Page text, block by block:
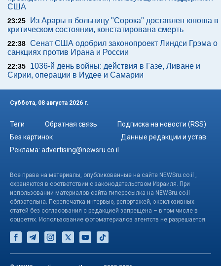
США
23:25
Из Арары в больницу "Сорока" доставлен юноша в
критическом состоянии, констатирована смерть
22:38 Сенат США одобрил законопроект Линдси Грэма о
санкциях против Ирана и России
22:35
1036-й день войны: действия в Газе, Ливане и
Сирии, операции в Иудее и Самарии
Суббота, 08 августа 2026 г.
Теги Обратная связь
Подписка на новости (RSS)
Без картинок
Данные редакции и устав
Реклама: advertising@newsru.co.il
Все права на материалы, опубликованные на сайте NEWSru.co.il ,
охраняются в соответствии с законодательством Израиля. При
использовании материалов сайта гиперссылка на NEWSru.co.il
обязательна. Перепечатка интервью, репортажей, эксклюзивных
статей без согласования с редакцией запрещена – в том числе в
соцсетях. Использование фотоматериалов агентств не разрешается.